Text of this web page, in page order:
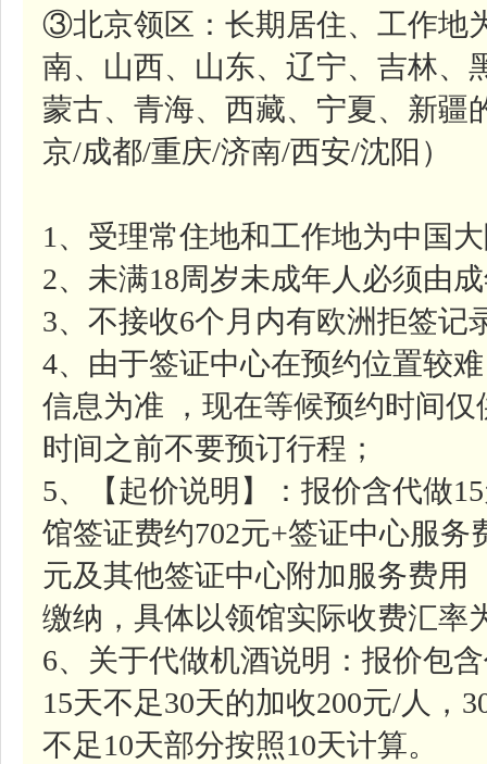
③北京领区：长期居住、工作地
南、山西、山东、辽宁、吉林、
蒙古、青海、西藏、宁夏、新疆
京/成都/重庆/济南/西安/沈阳）
1、受理常住地和工作地为中国
2、未满18周岁未成年人必须由
3、不接收6个月内有欧洲拒签记
4、由于签证中心在预约位置较
信息为准 ，现在等候预约时间
时间之前不要预订行程；
5、【起价说明】：报价含代做
馆签证费约702元+签证中心服务
元及其他签证中心附加服务费用
缴纳，具体以领馆实际收费汇率
6、关于代做机酒说明：报价包
15天不足30天的加收200元/人，
不足10天部分按照10天计算。